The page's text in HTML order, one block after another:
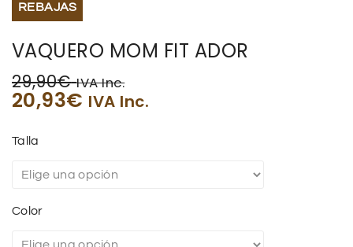
REBAJAS
VAQUERO MOM FIT ADOR
29,90€ IVA Inc.
20,93€ IVA Inc.
Talla
Color